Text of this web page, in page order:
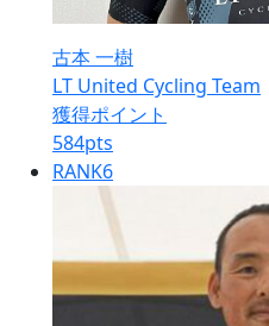
古本 一樹
LT United Cycling Team
獲得ポイント
584pts
RANK6